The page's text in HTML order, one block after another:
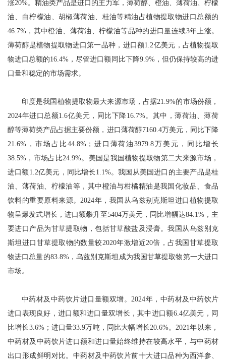
涨20%。精油类产品是进口的主力军，薄荷醇、橙油、薄荷油、柠檬
油、白柠檬油、胡椒薄荷油、桂油等精油占植物提取物进口总额的
46.7%，其中橙油、薄荷油、柠檬油等品种的进口量连续3年上涨。
薄荷醇是植物提取物进口第一品种，进口额1.2亿美元，占植物提取
物进口总额的16.4%，尽管进口额同比下降9.9%，但仍保持较高的进
口量和稳定的市场需求。
印度是我国植物提取物最大来源市场，占据21.9%的市场份额，
2024年进口总额1.6亿美元，同比下降16.7%。其中，薄荷油、薄荷
醇等薄荷类产品占据主要份额，进口薄荷醇7160.4万美元，同比下降
21.6%，市场占比44.8%；进口薄荷油3979.8万美元，同比增长
38.5%，市场占比24.9%。美国是我国植物提取物第二大来源市场，
进口额1.2亿美元，同比增长1.1%。我国从美国进口的主要产品是桂
油、薄荷油、柠檬油等，其中橙油与柑橘精油是我国化妆品、食品
饮料的重要原料来源。2024年，我国从乌兹别克斯坦进口植物提取
物呈爆发式增长，进口额攀升至5404万美元，同比增幅达84.1%，主
要进口产品为甘草提取物，包括甘草酸盐及浸膏。我国从乌兹别克
斯坦进口甘草提取物的数量较2020年激增近20倍，占我国甘草提取
物进口总量的83.8%，乌兹别克斯坦成为我国甘草提取物第一大进口
市场。
中药材及中药饮片进口量额双增。2024年，中药材及中药饮片
进口表现良好，进口额和进口量双增长，其中进口额6.4亿美元，同
比增长3.6%；进口量33.9万吨，同比大幅增长20.6%。2021年以来，
中药材及中药饮片进口额和进口量始终维持在较高水平，与中药材
出口形成鲜明对比。中药材及中药饮片前十大进口品种为西洋参、